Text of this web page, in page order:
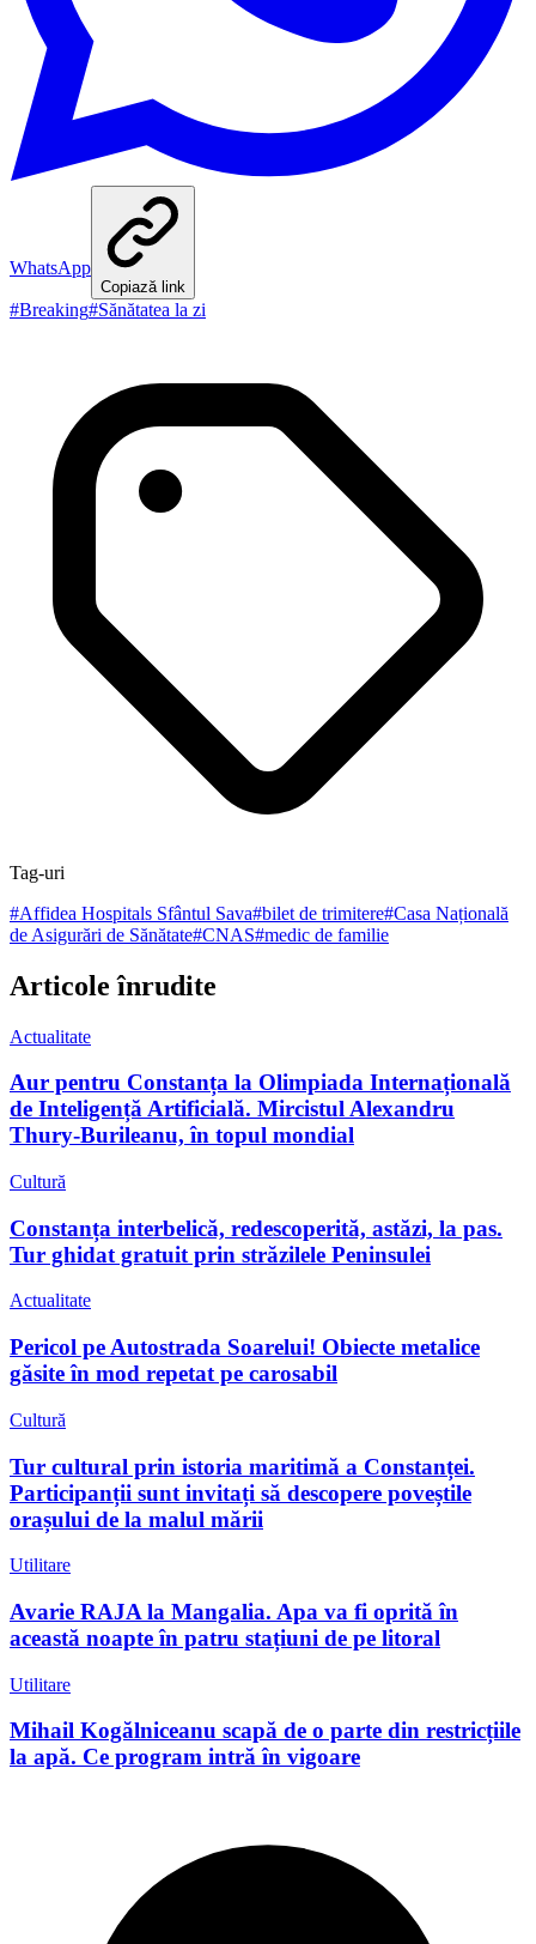
WhatsApp
Copiază link
#Breaking#Sănătatea la zi
Tag-uri
#Affidea Hospitals Sfântul Sava#bilet de trimitere#Casa Națională
de Asigurări de Sănătate#CNAS#medic de familie
Articole înrudite
Actualitate
Aur pentru Constanța la Olimpiada Internațională
de Inteligență Artificială. Mircistul Alexandru
Thury-Burileanu, în topul mondial
Cultură
Constanța interbelică, redescoperită, astăzi, la pas.
Tur ghidat gratuit prin străzilele Peninsulei
Actualitate
Pericol pe Autostrada Soarelui! Obiecte metalice
găsite în mod repetat pe carosabil
Cultură
Tur cultural prin istoria maritimă a Constanței.
Participanții sunt invitați să descopere poveștile
orașului de la malul mării
Utilitare
Avarie RAJA la Mangalia. Apa va fi oprită în
această noapte în patru stațiuni de pe litoral
Utilitare
Mihail Kogălniceanu scapă de o parte din restricțiile
la apă. Ce program intră în vigoare